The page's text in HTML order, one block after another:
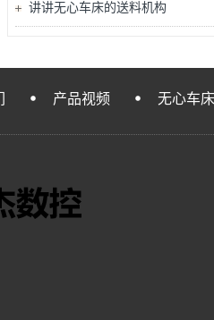
讲讲无心车床的送料机构
产品视频 无心车床